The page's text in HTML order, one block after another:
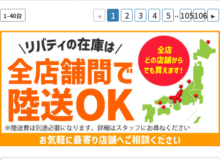
1-40台 ◂ 1 2 3 4 5 .. 105106 ▸